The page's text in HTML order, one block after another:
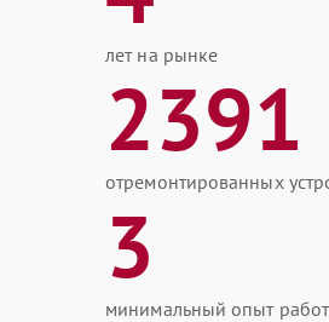
лет на рынке
2391
отремонтированных
3
минимальный опыт